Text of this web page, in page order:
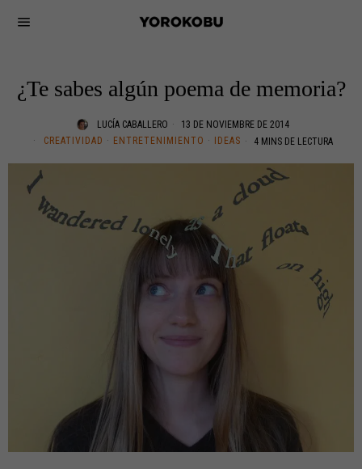
¿Te sabes algún poema de memoria?
LUCÍA CABALLERO
13 DE NOVIEMBRE DE 2014
CREATIVIDAD · ENTRETENIMIENTO · IDEAS 4 MINS DE LECTURA